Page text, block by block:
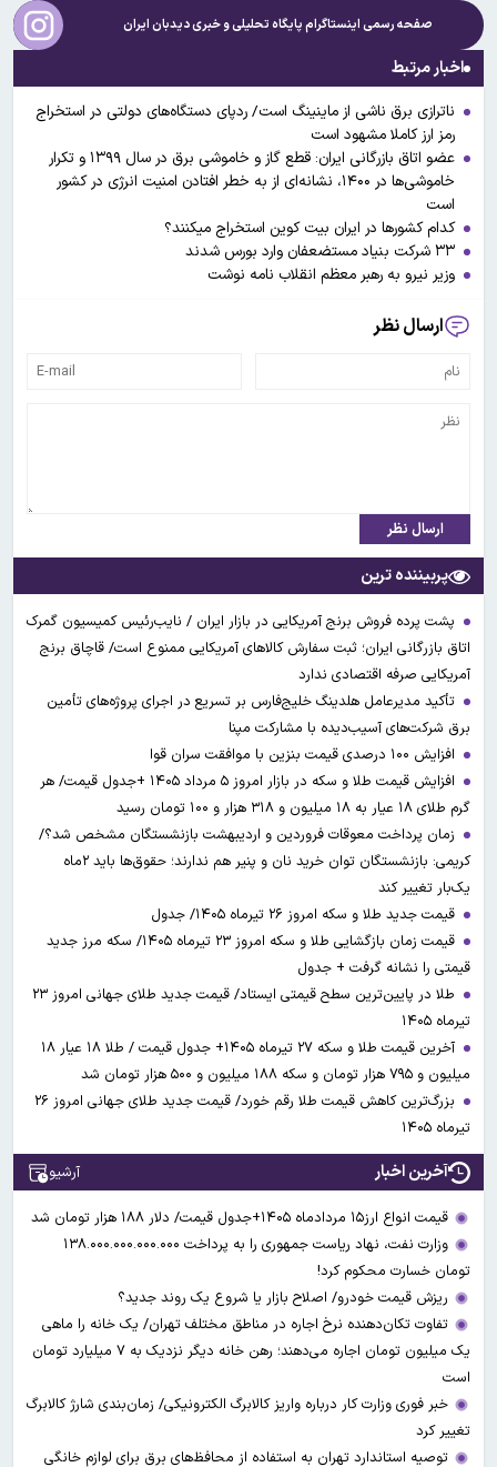
صفحه رسمی اینستاگرام پایگاه تحلیلی و خبریدیدبان ایران
اخبار مرتبط
ناترازی برق ناشی از ماینینگ است/ ردپای دستگاه‌های دولتی در استخراج
رمز ارز کاملا مشهود است
عضو اتاق بازرگانی ایران: ‏قطع ‎گاز و ‎خاموشی ‎برق در سال ۱۳۹۹ و تکرار
خاموشی‌ها در ۱۴۰۰، نشانه‌ای از به خطر افتادن امنیت انرژی در کشور
است
کدام کشورها در ایران بیت کوین استخراج می‎کنند؟
۳۳ شرکت‌ بنیاد مستضعفان وارد بورس شدند
وزیر نیرو به رهبر معظم انقلاب نامه نوشت
ارسال نظر
ارسال نظر
پربیننده ترین
پشت پرده فروش برنج آمریکایی در بازار ایران / نایب‌رئیس کمیسیون گمرک
اتاق بازرگانی ایران؛ ثبت سفارش کالاهای آمریکایی ممنوع است/ قاچاق برنج
آمریکایی صرفه اقتصادی ندارد
تأکید مدیرعامل هلدینگ خلیج‌فارس بر تسریع در اجرای پروژه‌های تأمین
برق شرکت‌های آسیب‌دیده با مشارکت مپنا
افزایش ۱۰۰ درصدی قیمت بنزین با موافقت سران قوا
افزایش قیمت طلا و سکه در بازار امروز ۵ مرداد ۱۴۰۵ +جدول قیمت/ هر
گرم طلای ۱۸ عیار به ۱۸ میلیون و ۳۱۸ هزار و ۱۰۰ تومان رسید
زمان پرداخت معوقات فروردین و اردیبهشت بازنشستگان مشخص شد؟/
کریمی: بازنشستگان توان خرید نان و پنیر هم ندارند؛ حقوق‌ها باید ۲ماه
یک‌بار تغییر کند
قیمت جدید طلا و سکه امروز ۲۶ تیرماه ۱۴۰۵/ جدول
قیمت زمان بازگشایی طلا و سکه امروز ۲۳ تیرماه ۱۴۰۵/ سکه مرز جدید
قیمتی را نشانه گرفت + جدول
طلا در پایین‌ترین سطح قیمتی ایستاد/ قیمت جدید طلای جهانی امروز ۲۳
تیرماه ۱۴۰۵
آخرین قیمت طلا و سکه ۲۷ تیرماه ۱۴۰۵+ جدول قیمت / طلا ۱۸ عیار ۱۸
میلیون و ۷۹۵ هزار تومان و سکه ۱۸۸ میلیون و ۵۰۰ هزار تومان شد
بزرگ‌ترین کاهش قیمت طلا رقم خورد/ قیمت جدید طلای جهانی امروز ۲۶
تیرماه ۱۴۰۵
آخرین اخبار آرشیو
قیمت انواع ارز۱۵ مردادماه ۱۴۰۵+جدول قیمت/ دلار ۱۸۸ هزار تومان شد
وزارت نفت، نهاد ریاست جمهوری را به پرداخت ۱۳۸.۰۰۰.۰۰۰.۰۰۰.۰۰۰
تومان خسارت محکوم کرد!
ریزش قیمت خودرو/ اصلاح بازار یا شروع یک روند جدید؟
تفاوت تکان‌دهنده نرخ اجاره در مناطق مختلف تهران/ یک خانه را ماهی
یک میلیون تومان اجاره می‌دهند؛ رهن خانه دیگر نزدیک به ۷ میلیارد تومان
است
خبر فوری وزارت کار درباره واریز کالابرگ الکترونیکی/ زمان‌بندی شارژ کالابرگ
تغییر کرد
توصیه استاندارد تهران به استفاده از محافظ‌های برق برای لوازم خانگی